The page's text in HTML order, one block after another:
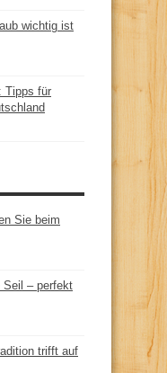
wichtig ist
Tipps für
Sie beim
Seil – perfekt
trifft auf